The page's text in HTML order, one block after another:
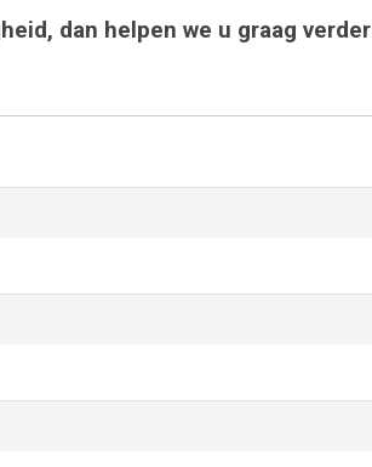
dan helpen we u graag verder